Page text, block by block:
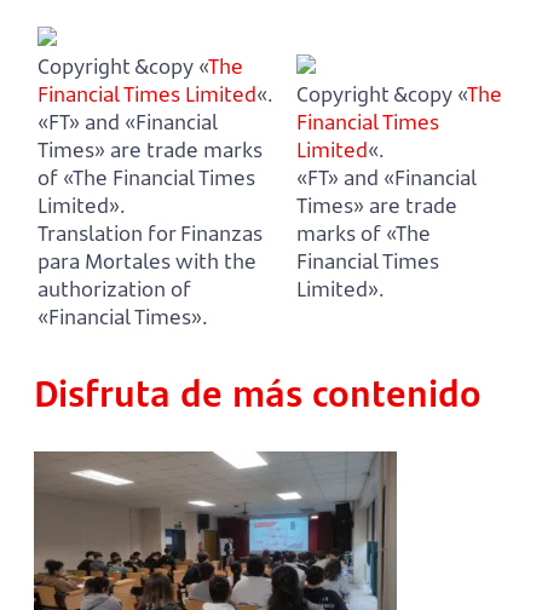
Copyright &copy «The
Financial Times Limited«.
«FT» and «Financial
Times» are trade marks
of «The Financial Times
Limited».
Translation for Finanzas
para Mortales with the
authorization of
«Financial Times».
Copyright &copy «The
Financial Times
Limited«.
«FT» and «Financial
Times» are trade
marks of «The
Financial Times
Limited».
Disfruta de más contenido